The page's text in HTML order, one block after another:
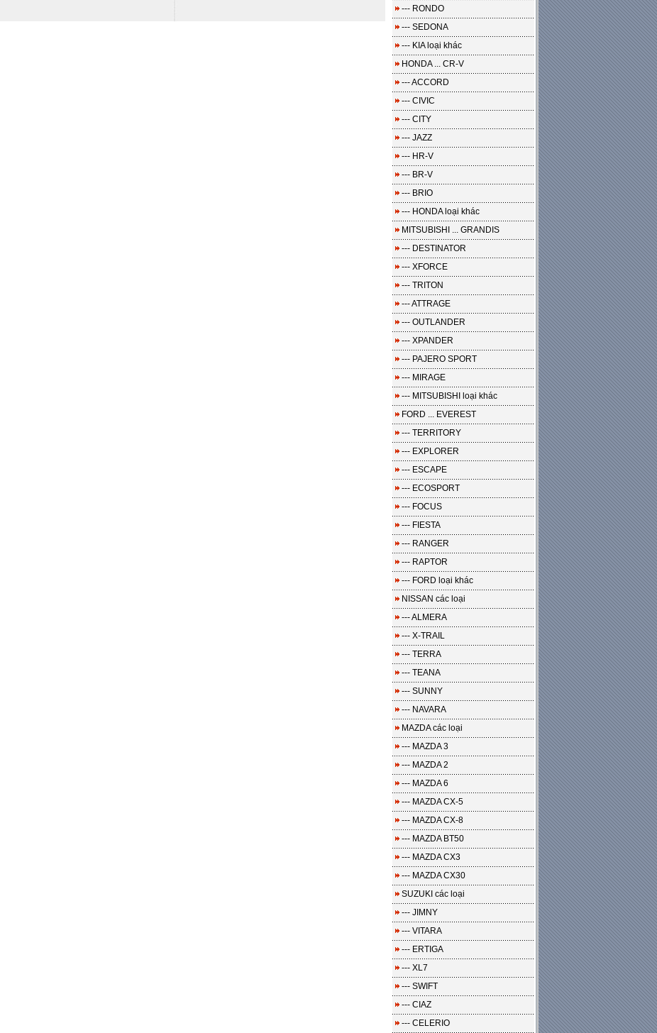
--- RONDO
--- SEDONA
--- KIA loại khác
HONDA ... CR-V
--- ACCORD
--- CIVIC
--- CITY
--- JAZZ
--- HR-V
--- BR-V
--- BRIO
--- HONDA loại khác
MITSUBISHI ... GRANDIS
--- DESTINATOR
--- XFORCE
--- TRITON
--- ATTRAGE
--- OUTLANDER
--- XPANDER
--- PAJERO SPORT
--- MIRAGE
--- MITSUBISHI loại khác
FORD ... EVEREST
--- TERRITORY
--- EXPLORER
--- ESCAPE
--- ECOSPORT
--- FOCUS
--- FIESTA
--- RANGER
--- RAPTOR
--- FORD loại khác
NISSAN các loại
--- ALMERA
--- X-TRAIL
--- TERRA
--- TEANA
--- SUNNY
--- NAVARA
MAZDA các loại
--- MAZDA 3
--- MAZDA 2
--- MAZDA 6
--- MAZDA CX-5
--- MAZDA CX-8
--- MAZDA BT50
--- MAZDA CX3
--- MAZDA CX30
SUZUKI các loại
--- JIMNY
--- VITARA
--- ERTIGA
--- XL7
--- SWIFT
--- CIAZ
--- CELERIO